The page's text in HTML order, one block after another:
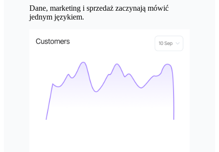
Dane, marketing i sprzedaż zaczynają mówić
jednym językiem.